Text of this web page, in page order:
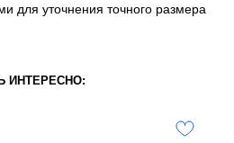
для уточнения точного размера
ИНТЕРЕСНО: